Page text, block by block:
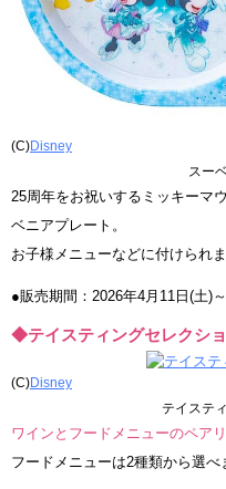
(C)Disney
スー
25周年をお祝いするミッキーマ
ベニアプレート。
お子様メニューなどに付けられま
●販売期間：2026年4月11日(土)
◆テイスティングセレクシ
(C)Disney
テイステ
ワインとフードメニューのペア
フードメニューは2種類から選べ